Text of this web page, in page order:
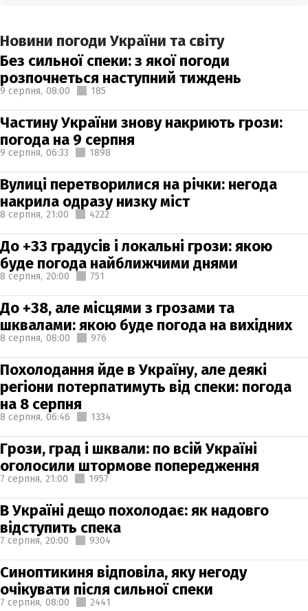
Новини погоди України та світу
Без сильної спеки: з якої погоди
розпочнеться наступний тиждень
9 серпня, 08:00 185
Частину України знову накриють грози:
погода на 9 серпня
9 серпня, 06:33 1898
Вулиці перетворилися на річки: негода
накрила одразу низку міст
8 серпня, 21:00 4222
До +33 градусів і локальні грози: якою
буде погода найближчими днями
8 серпня, 20:00 751
До +38, але місцями з грозами та
шквалами: якою буде погода на вихідних
8 серпня, 08:00 976
Похолодання йде в Україну, але деякі
регіони потерпатимуть від спеки: погода
на 8 серпня
8 серпня, 06:46 1334
Грози, град і шквали: по всій Україні
оголосили штормове попередження
7 серпня, 21:00 1957
В Україні дещо похолодає: як надовго
відступить спека
7 серпня, 20:00 9304
Синоптикиня відповіла, яку негоду
очікувати після сильної спеки
7 серпня, 08:00 2441